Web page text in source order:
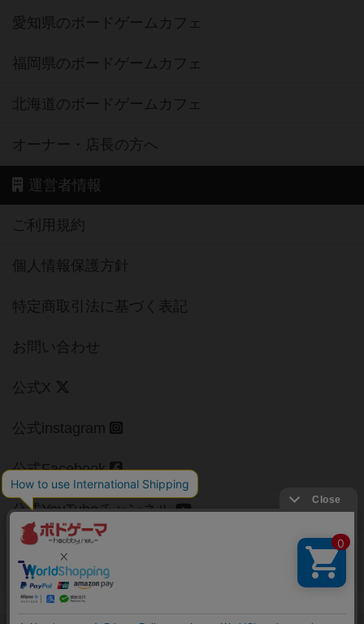
愛知県のボードゲームカフェ
福岡県のボードゲームカフェ
北海道のボードゲームカフェ
オーナー・店長の方へ
運営者情報
ご利用規約
個人情報保護方針
特定商取引法に基づく表記
お問い合わせ
公式X
公式instagram
公式Facebook
公式YouTubeチャンネル